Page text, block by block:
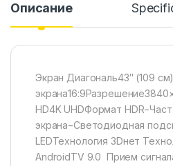
Описание
Экран Диагональ43″ (109
HD4K UHDФормат
экрана−Светодиодная
LEDТехнология 3Dнет
AndroidTV 9.0 Прием